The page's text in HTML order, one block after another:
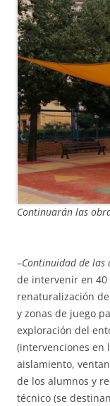
Continuarán las
–Continuidad de las
de intervenir en 40
renaturalización
y zonas de juego
exploración del
(intervenciones en
aislamiento,
de los alumnos y
técnico (se